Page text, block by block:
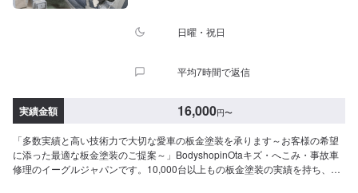
日曜・祝日
平均7時間で返信
実績金額 16,000円〜
「多数実績と高い技術力で大切な愛車の板金塗装を承ります～お客様の希望
に添った最適な板金塗装のご提案～」BodyshopinOtaキズ・へこみ・事故車
修理のイーグルジャパンです。10,000台以上もの板金塗装の実績を持ち、太